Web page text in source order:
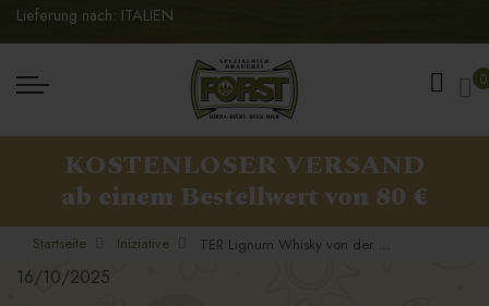
Lieferung nach: ITALIEN
0
KOSTENLOSER VERSAND
ab einem Bestellwert von 80 €
Startseite Iniziative TER Lignum Whisky von der „Spirits Selection by Concours Mondial de Bruxelles 2025“ mit Gold ausgezeichnet
16/10/2025